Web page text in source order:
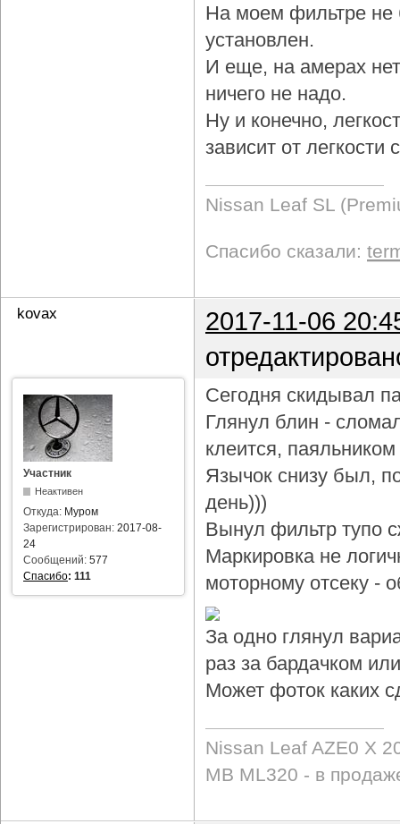
На моем фильтре не
установлен.
И еще, на амерах
ничего не надо.
Ну и конечно,
зависит от
Nissan Leaf SL
Спасибо сказали:
kovax
2017-11-06
Участник
Неактивен
Откуда: Муром
Зарегистрирован: 2017-08-
24
Сообщений: 577
Спасибо: 111
Сегодня скидывал
Глянул блин -
клеится,
Язычок снизу был,
день)))
Вынул фильтр тупо
Маркировка не
моторному отсеку -
За одно глянул
раз за бардачком
Может фоток каких
Nissan Leaf AZE0 X
MB ML320 - в